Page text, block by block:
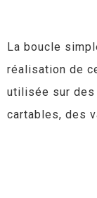
La boucle
réalisation de
utilisée sur des
cartables, des